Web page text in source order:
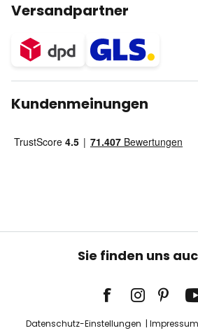
Versandpartner
Kundenmeinungen
Sie finden uns
Datenschutz-Einstellungen Impressum